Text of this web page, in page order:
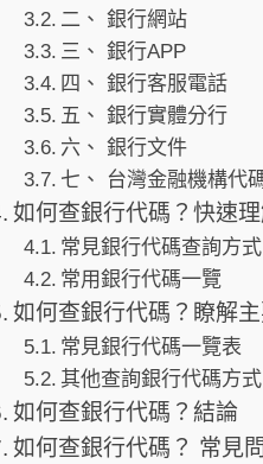
二、 銀行網站
三、 銀行APP
四、 銀行客服電話
五、 銀行實體分行
六、 銀行文件
七、 台灣金融機構代
如何查銀行代碼？快速
常見銀行代碼查詢方式
常用銀行代碼一覽
如何查銀行代碼？瞭解
常見銀行代碼一覽表
其他查詢銀行代碼方式
如何查銀行代碼？結論
如何查銀行代碼？ 常見